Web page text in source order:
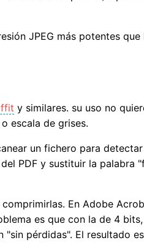
JPEG más potentes
y similares. su uso no
escala de grises.
un fichero para
PDF y sustituir la palabra
En Adobe
es que con la de 4
pérdidas". El resultado